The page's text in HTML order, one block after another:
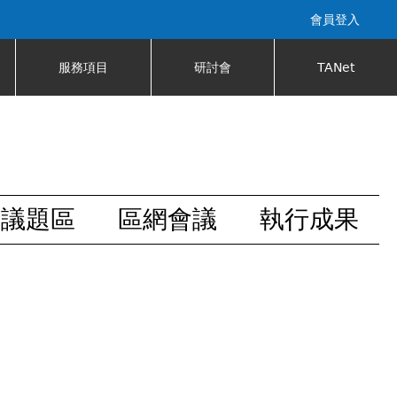
會員登入
服務項目 研討會 TANet
題區 區網會議 執行成果